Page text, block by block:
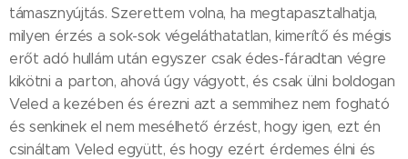
támasznyújtás. Szerettem volna, ha megtapasztalhatja,
milyen érzés a sok-sok végeláthatatlan, kimerítő és mégis
erőt adó hullám után egyszer csak édes-fáradtan végre
kikötni a parton, ahová úgy vágyott, és csak ülni boldogan
Veled a kezében és érezni azt a semmihez nem fogható
és senkinek el nem mesélhető érzést, hogy igen, ezt én
csináltam Veled együtt, és hogy ezért érdemes élni és